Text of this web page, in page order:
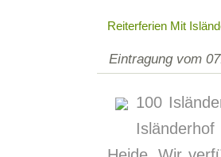
Reiterferien Mit
Eintragung vom
100